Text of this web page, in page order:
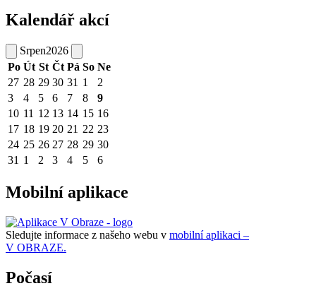
Kalendář akcí
Srpen2026
Po Út St Čt Pá So Ne
27 28 29 30 31 1
2
3
4 5 6 7 8
9
10 11 12 13 14 15 16
17 18 19 20 21 22 23
24 25 26 27 28 29 30
31 1 2 3 4 5 6
Mobilní aplikace
Sledujte informace z našeho webu v mobilní aplikaci –
V OBRAZE.
Počasí